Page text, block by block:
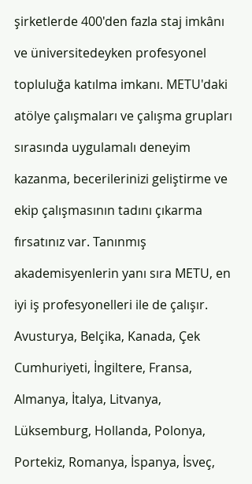
şirketlerde 400'den fazla staj imkânı
ve üniversitedeyken profesyonel
topluluğa katılma imkanı. METU'daki
atölye çalışmaları ve çalışma grupları
sırasında uygulamalı deneyim
kazanma, becerilerinizi geliştirme ve
ekip çalışmasının tadını çıkarma
fırsatınız var. Tanınmış
akademisyenlerin yanı sıra METU, en
iyi iş profesyonelleri ile de çalışır.
Avusturya, Belçika, Kanada, Çek
Cumhuriyeti, İngiltere, Fransa,
Almanya, İtalya, Litvanya,
Lüksemburg, Hollanda, Polonya,
Portekiz, Romanya, İspanya, İsveç,